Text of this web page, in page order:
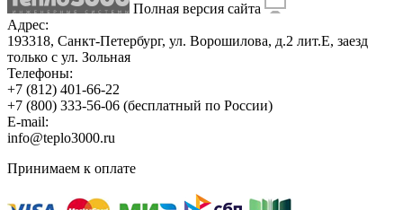
Полная версия сайта
Адрес:
193318, Санкт-Петербург, ул. Ворошилова, д.2 лит.Е, заезд
только с ул. Зольная
Телефоны:
+7 (812) 401-66-22
+7 (800) 333-56-06 (бесплатный по России)
E-mail:
info@teplo3000.ru
Принимаем к оплате